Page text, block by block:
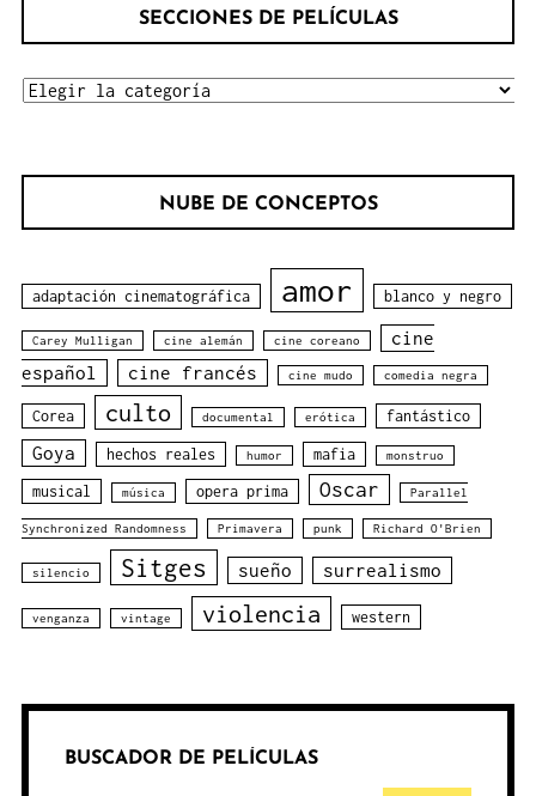
SECCIONES DE PELÍCULAS
SECCIONES
NUBE DE CONCEPTOS
adaptación cinematográfica amor blanco y negro
Carey Mulligan cine alemán cine coreano
cine
español
cine francés cine mudo comedia negra
Corea culto documental erótica fantástico
Goya hechos reales humor mafia monstruo
musical música opera prima Oscar Parallel
Synchronized Randomness Primavera punk Richard O'Brien
silencio Sitges sueño surrealismo
venganza vintage violencia western
BUSCADOR DE PELÍCULAS